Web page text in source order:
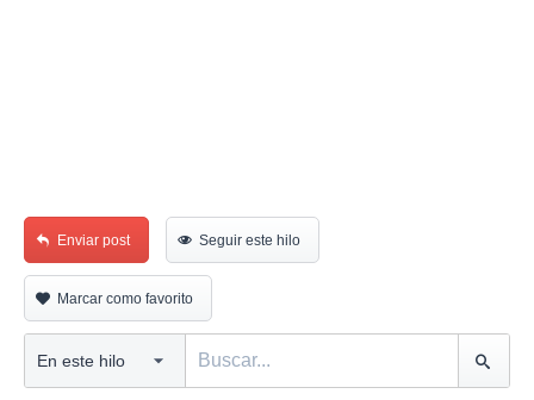
Enviar post Seguir este hilo
Marcar como favorito